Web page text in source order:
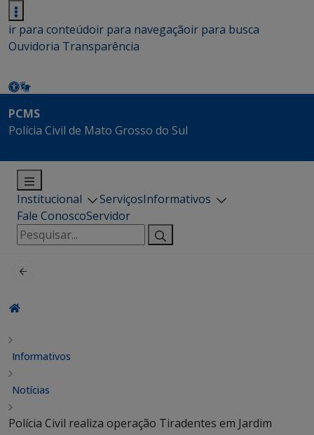
ir para conteúdoir para navegaçãoir para busca
Ouvidoria Transparência
PCMS
Polícia Civil de Mato Grosso do Sul
Institucional ServiçosInformativos
Fale ConoscoServidor
Pesquisar
por:
Informativos
Notícias
Polícia Civil realiza operação Tiradentes em Jardim